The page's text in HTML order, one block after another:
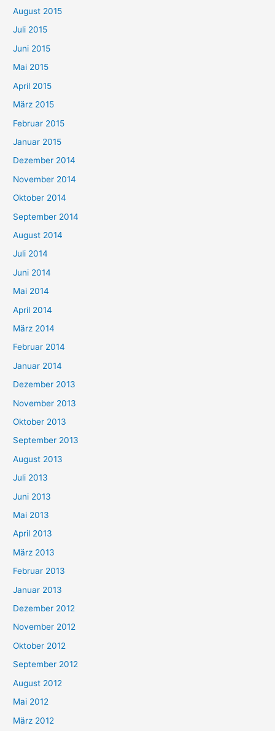
August 2015
Juli 2015
Juni 2015
Mai 2015
April 2015
März 2015
Februar 2015
Januar 2015
Dezember 2014
November 2014
Oktober 2014
September 2014
August 2014
Juli 2014
Juni 2014
Mai 2014
April 2014
März 2014
Februar 2014
Januar 2014
Dezember 2013
November 2013
Oktober 2013
September 2013
August 2013
Juli 2013
Juni 2013
Mai 2013
April 2013
März 2013
Februar 2013
Januar 2013
Dezember 2012
November 2012
Oktober 2012
September 2012
August 2012
Mai 2012
März 2012